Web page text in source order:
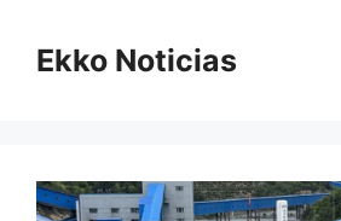
contenido
Ekko Noticias